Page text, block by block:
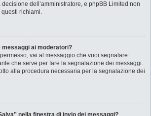
dell’amministratore, e phpBB Limited non
questi richiami.
ai moderatori?
permesso, vai al messaggio che vuoi segnalare:
che serve per fare la segnalazione dei messaggi.
alla procedura necessaria per la segnalazione dei
nella finestra di invio dei messaggi?